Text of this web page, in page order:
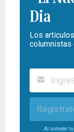
Los
columnistas
Al someter